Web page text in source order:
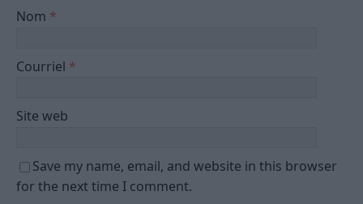
Nom *
Courriel *
Site web
Save my name, email, and website in this browser
for the next time I comment.